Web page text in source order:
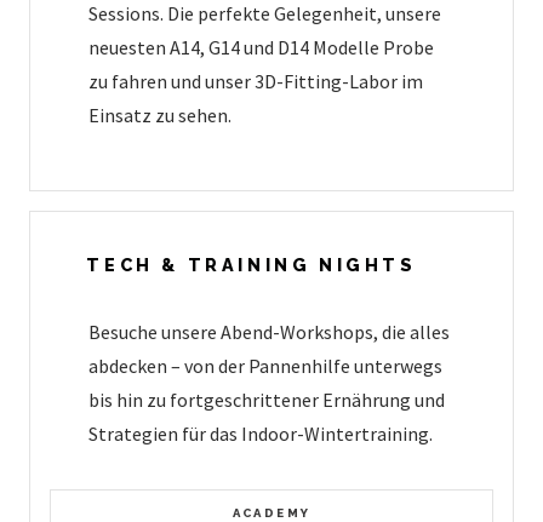
Sessions. Die perfekte Gelegenheit, unsere
neuesten A14, G14 und D14 Modelle Probe
zu fahren und unser 3D-Fitting-Labor im
Einsatz zu sehen.
TECH & TRAINING NIGHTS
Besuche unsere Abend-Workshops, die alles
abdecken – von der Pannenhilfe unterwegs
bis hin zu fortgeschrittener Ernährung und
Strategien für das Indoor-Wintertraining.
ACADEMY